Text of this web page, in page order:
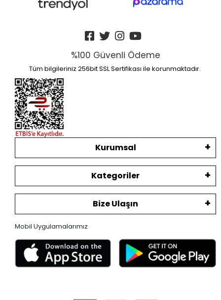
%100 Güvenli Ödeme
Tüm bilgileriniz 256bit SSL Sertifikası ile korunmaktadır.
Kurumsal
Kategoriler
Bize Ulaşın
Mobil Uygulamalarımız